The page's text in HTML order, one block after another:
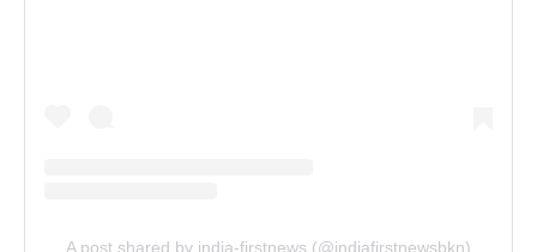
A post shared by india-firstnews (@indiafirstnewsbkn)